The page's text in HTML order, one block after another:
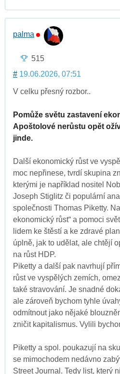
palma
515
# 19.06.2026, 07:51
V celku přesný rozbor..
Pomůže světu zastavení
Apoštolové nerůstu opět
jinde.
Další ekonomický růst ve
moc nepřinese, tvrdí skupina
kterými je například nositel
Joseph Stiglitz či populární
společnosti Thomas Piketty.
ekonomický růst“ a pomoci
lidem ke štěstí a ke zdravé
úplně, jak to udělat, ale chtějí
na růst HDP.
Piketty a další pak navrhují
růst ve vyspělých zemích,
také stravování. Je snadné
ale zároveň bychom tyhle
odmítnout jako nějaké
zničit kapitalismus. Vylili
Piketty a spol. poukazují na
se mimochodem nedávno
Street Journal. Tedy list, který